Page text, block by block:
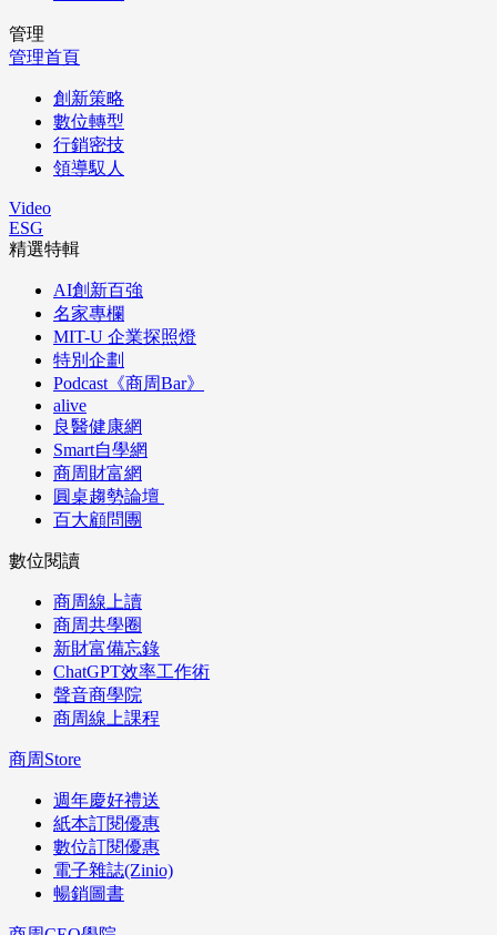
管理
管理首頁
創新策略
數位轉型
行銷密技
領導馭人
Video
ESG
精選特輯
AI創新百強
名家專欄
MIT-U 企業探照燈
特別企劃
Podcast《商周Bar》
alive
良醫健康網
Smart自學網
商周財富網
圓桌趨勢論壇
百大顧問團
數位閱讀
商周線上讀
商周共學圈
新財富備忘錄
ChatGPT效率工作術
聲音商學院
商周線上課程
商周Store
週年慶好禮送
紙本訂閱優惠
數位訂閱優惠
電子雜誌(Zinio)
暢銷圖書